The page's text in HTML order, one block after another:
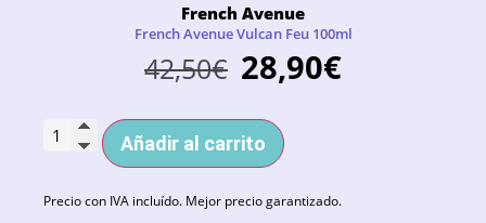
French Avenue
French Avenue Vulcan Feu 100ml
42,50€ 28,90€
Añadir al carrito
Precio con IVA incluído. Mejor precio garantizado.